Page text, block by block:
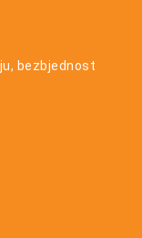
bezbjednost